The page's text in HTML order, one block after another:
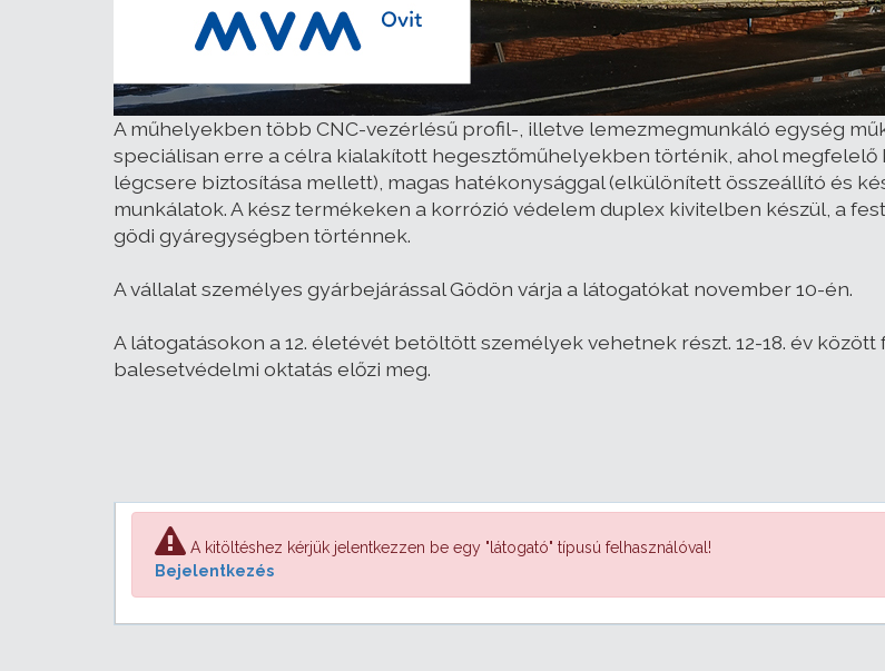
A műhelyekben több CNC-vezérlésű profil-, illetve lemezmegmunkáló egység
speciálisan erre a célra kialakított hegesztőműhelyekben történik, ahol
légcsere biztosítása mellett), magas hatékonysággal (elkülönített összeállító és
munkálatok. A kész termékeken a korrózió védelem duplex kivitelben készül, a
gödi gyáregységben történnek.
A vállalat személyes gyárbejárással Gödön várja a látogatókat november 10-én.
A látogatásokon a 12. életévét betöltött személyek vehetnek részt. 12-18. év
balesetvédelmi oktatás előzi meg.
A kitöltéshez kérjük jelentkezzen be egy "látogató" típusú felhasználóval!
Bejelentkezés